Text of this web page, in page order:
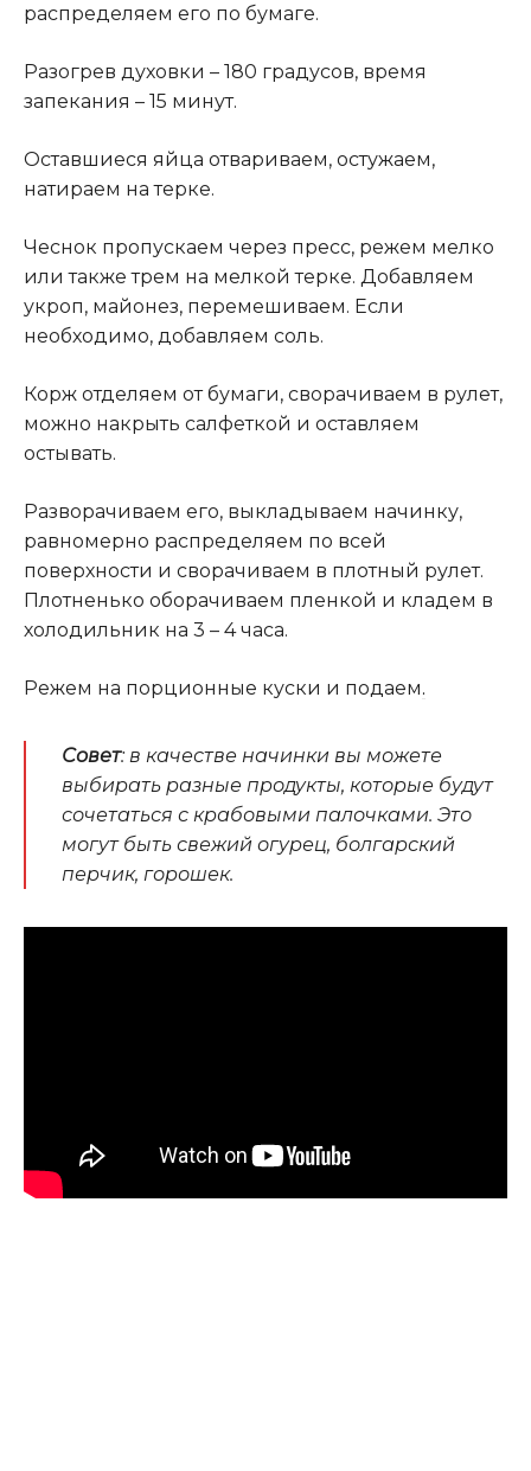
распределяем его по бумаге.
Разогрев духовки – 180 градусов, время
запекания – 15 минут.
Оставшиеся яйца отвариваем, остужаем,
натираем на терке.
Чеснок пропускаем через пресс, режем мелко
или также трем на мелкой терке. Добавляем
укроп, майонез, перемешиваем. Если
необходимо, добавляем соль.
Корж отделяем от бумаги, сворачиваем в рулет,
можно накрыть салфеткой и оставляем
остывать.
Разворачиваем его, выкладываем начинку,
равномерно распределяем по всей
поверхности и сворачиваем в плотный рулет.
Плотненько оборачиваем пленкой и кладем в
холодильник на 3 – 4 часа.
Режем на порционные куски и подаем.
Совет: в качестве начинки вы можете
выбирать разные продукты, которые будут
сочетаться с крабовыми палочками. Это
могут быть свежий огурец, болгарский
перчик, горошек.